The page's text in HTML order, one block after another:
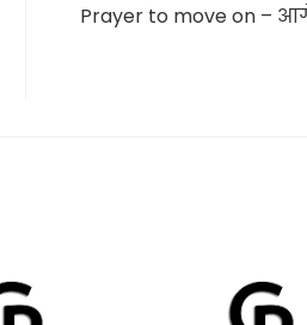
Prayer to move on –